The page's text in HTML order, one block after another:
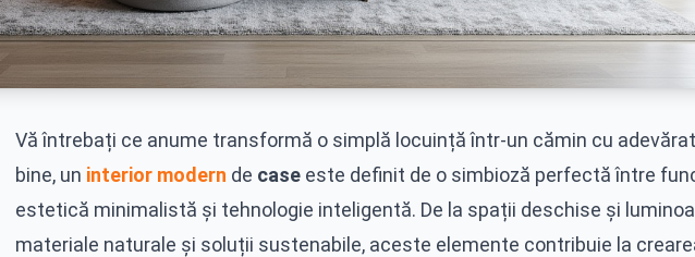
Vă întrebați ce anume transformă o simplă locuință într-un cămin cu
bine, un interior modern de case este definit de o simbioză perfectă între
estetică minimalistă și tehnologie inteligentă. De la spații deschise și
materiale naturale și soluții sustenabile, aceste elemente contribuie la